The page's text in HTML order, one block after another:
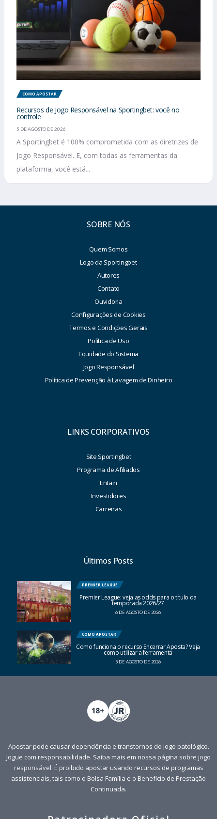
COMO APOSTAR
Recursos de Jogo Responsável na Sportingbet: você no
controle
5 DE AGOSTO DE 2026
A Sportingbet é 100% comprometida com as diretrizes de
Jogo Responsável. E, com todas as ferramentas da
plataforma, você está...
SOBRE NÓS
Quem Somos
Logo da Sportingbet
Autores
Contato
Ouvidoria
Configurações de Cookies
Termos e Condições Gerais
Política de Uso
Equidade do Sistema
Jogo Responsável
Política de Prevenção à Lavagem de Dinheiro
LINKS CORPORATIVOS
Site Sportingbet
Programa de Afiliados
Entain
Investidores
Carreiras
Últimos Posts
PREMIER LEAGUE
Premier League: veja as odds para o título da
temporada 2026/27
6 DE AGOSTO DE 2026
COMO APOSTAR
Como funciona o recurso Encerrar Aposta? Veja
como utilizar a ferramenta
5 DE AGOSTO DE 2026
Apostar pode causar dependência e transtornos do jogo patológico.
Jogue com responsabilidade. Saiba mais em nossa página sobre jogo
responsável. É proibido apostar usando recursos de programas
assistenciais, tais como o Bolsa Família e o Benefício de Prestação
Continuada.